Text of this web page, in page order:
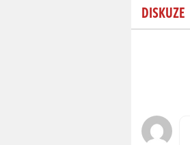
DISKUZE